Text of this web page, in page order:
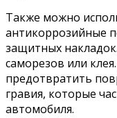
Также можно
антикоррозийные
защитных
саморезов или
предотвратить
гравия, которые
автомобиля.